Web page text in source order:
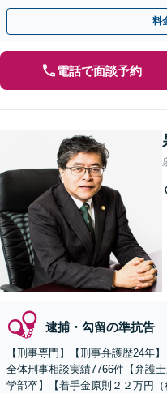
祝対応可。クリニックと連携し
料
電話で面談予約
逮捕・勾留の準抗告
【刑事専門】【刑事弁護歴24年
全体刑事相談実績7766件【弁護
学部卒】【着手金原則２２万円